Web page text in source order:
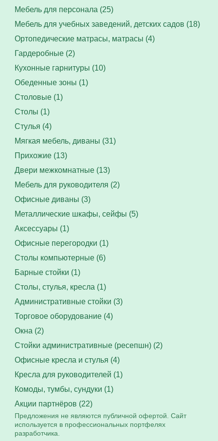
Мебель для персонала (25)
Мебель для учебных заведений, детских садов (18)
Ортопедические матрасы, матрасы (4)
Гардеробные (2)
Кухонные гарнитуры (10)
Обеденные зоны (1)
Столовые (1)
Столы (1)
Стулья (4)
Мягкая мебель, диваны (31)
Прихожие (13)
Двери межкомнатные (13)
Мебель для руководителя (2)
Офисные диваны (3)
Металлические шкафы, сейфы (5)
Аксессуары (1)
Офисные перегородки (1)
Столы компьютерные (6)
Барные стойки (1)
Столы, стулья, кресла (1)
Административные стойки (3)
Торговое оборудование (4)
Окна (2)
Стойки административные (ресепшн) (2)
Офисные кресла и стулья (4)
Кресла для руководителей (1)
Комоды, тумбы, сундуки (1)
Акции партнёров (22)
Предложения не являются публичной офертой. Сайт
используется в профессиональных портфелях
разработчика.